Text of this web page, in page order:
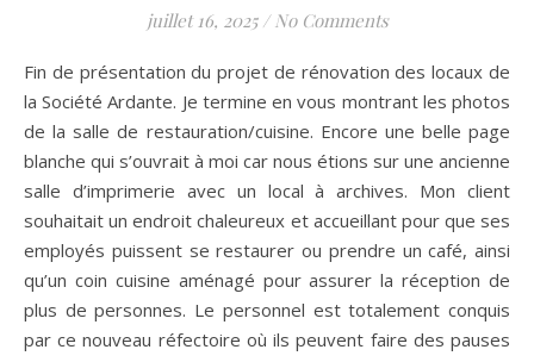
juillet 16, 2025 / No Comments
Fin de présentation du projet de rénovation des locaux de
la Société Ardante. Je termine en vous montrant les photos
de la salle de restauration/cuisine. Encore une belle page
blanche qui s’ouvrait à moi car nous étions sur une ancienne
salle d’imprimerie avec un local à archives. Mon client
souhaitait un endroit chaleureux et accueillant pour que ses
employés puissent se restaurer ou prendre un café, ainsi
qu’un coin cuisine aménagé pour assurer la réception de
plus de personnes. Le personnel est totalement conquis
par ce nouveau réfectoire où ils peuvent faire des pauses